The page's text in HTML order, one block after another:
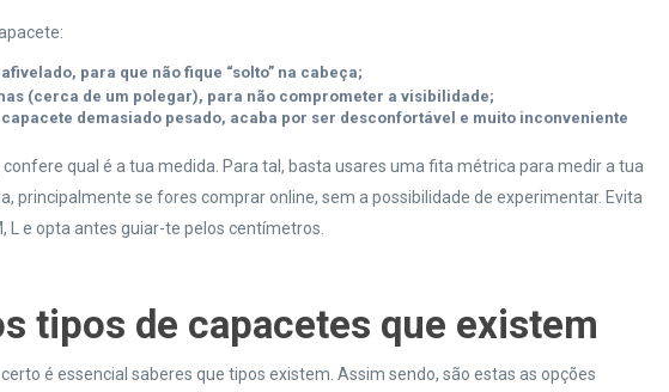
, para que não fique “solto” na cabeça;
(cerca de um polegar), para não comprometer a visibilidade;
capacete demasiado pesado, acaba por ser desconfortável e muito inconveniente
qual é a tua medida. Para tal, basta usares uma fita métrica para medir a tua
principalmente se fores comprar online, sem a possibilidade de experimentar. Evita
L e opta antes guiar-te pelos centímetros.
tipos de capacetes que existem
é essencial saberes que tipos existem. Assim sendo, são estas as opções